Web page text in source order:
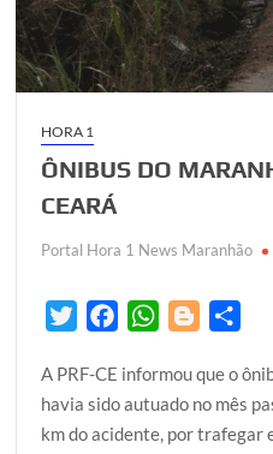
HORA 1
ÔNIBUS DO
CEARÁ
Portal Hora 1 News Maranhão
i
t
t
c
e
b
W
a
t
s
o
g
g
a
r
e
A PRF-CE informou que o
havia sido autuado no mês
km do acidente, por trafegar